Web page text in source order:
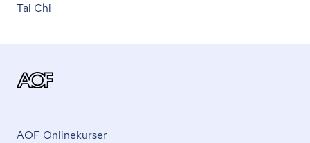
Tai Chi
AOF Onlinekurser